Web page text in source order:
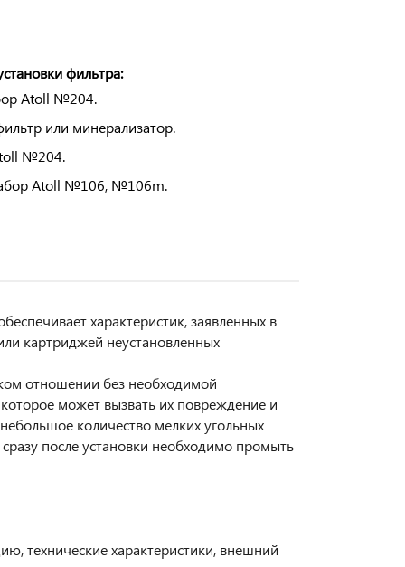
фильтра:
Atoll №204.
или минерализатор.
№204.
Atoll №106, №106m.
характеристик, заявленных в
картриджей неустановленных
отношении без необходимой
может вызвать их повреждение и
количество мелких угольных
после установки необходимо промыть
технические характеристики, внешний